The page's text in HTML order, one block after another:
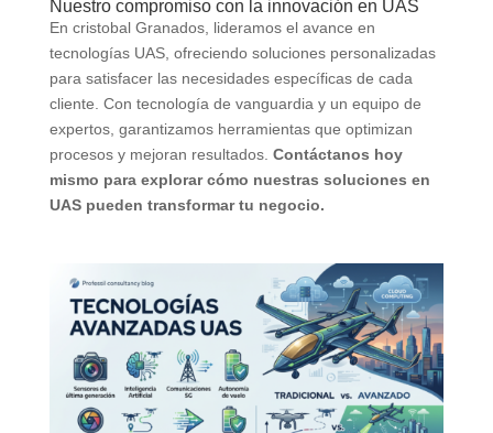
Nuestro compromiso con la innovación en UAS
En cristobal Granados, lideramos el avance en
tecnologías UAS, ofreciendo soluciones personalizadas
para satisfacer las necesidades específicas de cada
cliente. Con tecnología de vanguardia y un equipo de
expertos, garantizamos herramientas que optimizan
procesos y mejoran resultados. Contáctanos hoy
mismo para explorar cómo nuestras soluciones en
UAS pueden transformar tu negocio.